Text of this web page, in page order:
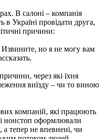
В салоні – компанія
в Україні провідати друга,
причини:
но я не могу вам
через які їхня
виїзду – чи то виною
компаній, які працюють
нонстоп оформлювали
тепер не впевнені, чи